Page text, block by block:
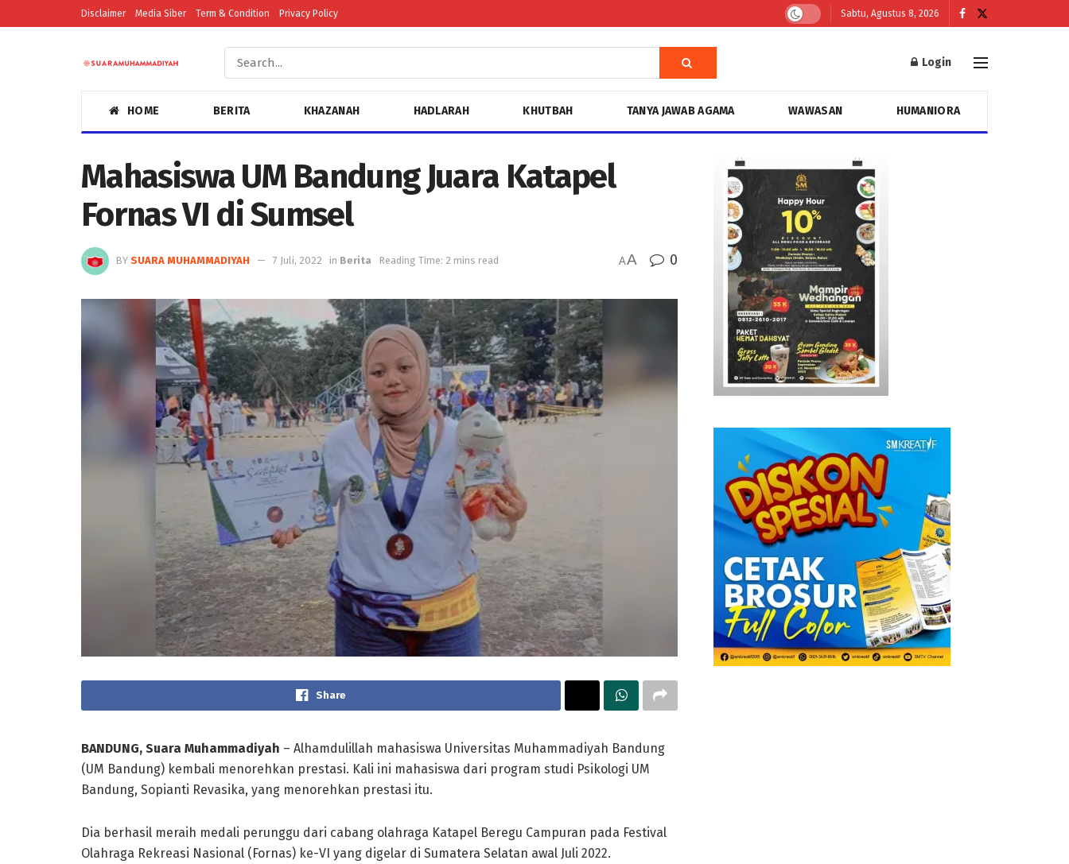
Disclaimer Media Siber Term & Condition Privacy Policy Sabtu, Agustus 8, 2026
Login
HOME BERITA KHAZANAH HADLARAH KHUTBAH TANYA JAWAB AGAMA WAWASAN HUMANIORA
Mahasiswa UM Bandung Juara Katapel
Fornas VI di Sumsel
BY SUARA MUHAMMADIYAH 7 Juli, 2022 in Berita Reading Time: 2 mins read AA 0
Share
BANDUNG, Suara Muhammadiyah – Alhamdulillah mahasiswa Universitas Muhammadiyah Bandung
(UM Bandung) kembali menorehkan prestasi. Kali ini mahasiswa dari program studi Psikologi UM
Bandung, Sopianti Revasika, yang menorehkan prestasi itu.
Dia berhasil meraih medali perunggu dari cabang olahraga Katapel Beregu Campuran pada Festival
Olahraga Rekreasi Nasional (Fornas) ke-VI yang digelar di Sumatera Selatan awal Juli 2022.